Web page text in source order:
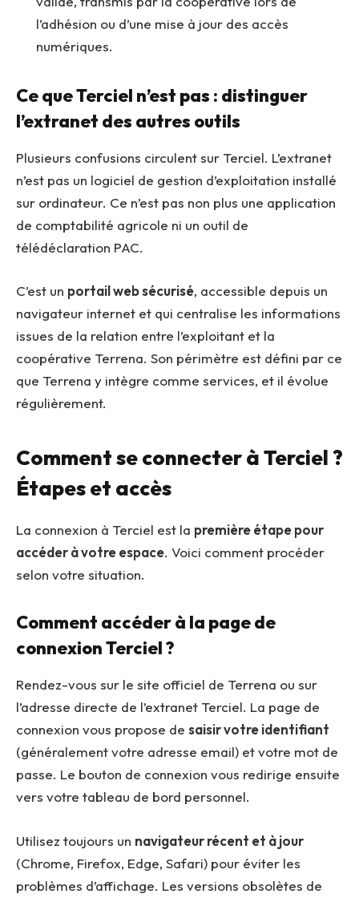
l’adhésion ou d’une mise à jour des accès
numériques.
Ce que Terciel n’est pas : distinguer
l’extranet des autres outils
Plusieurs confusions circulent sur Terciel. L’extranet
n’est pas un logiciel de gestion d’exploitation installé
sur ordinateur. Ce n’est pas non plus une application
de comptabilité agricole ni un outil de
télédéclaration PAC.
C’est un portail web sécurisé, accessible depuis un
navigateur internet et qui centralise les informations
issues de la relation entre l’exploitant et la
coopérative Terrena. Son périmètre est défini par ce
que Terrena y intègre comme services, et il évolue
régulièrement.
Comment se connecter à Terciel ?
Étapes et accès
La connexion à Terciel est la première étape pour
accéder à votre espace. Voici comment procéder
selon votre situation.
Comment accéder à la page de
connexion Terciel ?
Rendez-vous sur le site officiel de Terrena ou sur
l’adresse directe de l’extranet Terciel. La page de
connexion vous propose de saisir votre identifiant
(généralement votre adresse email) et votre mot de
passe. Le bouton de connexion vous redirige ensuite
vers votre tableau de bord personnel.
Utilisez toujours un navigateur récent et à jour
(Chrome, Firefox, Edge, Safari) pour éviter les
problèmes d’affichage. Les versions obsolètes de